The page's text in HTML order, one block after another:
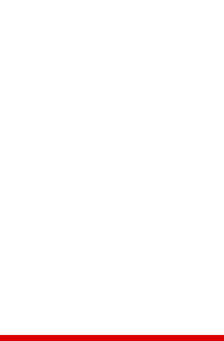
メンデ
メッシ
ブック